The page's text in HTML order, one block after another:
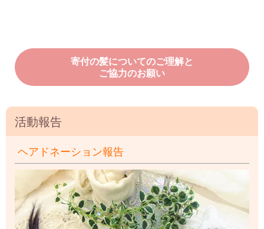
寄付の髪についてのご理解と
ご協力のお願い
活動報告
ヘアドネーション報告